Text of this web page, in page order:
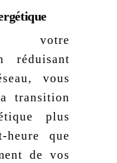
votre
réduisant
vous
transition
plus
heure que
de vos